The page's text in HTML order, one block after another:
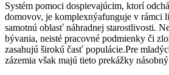
Systém pomoci dospievajúcim, ktorí
domovov, je komplexnýafunguje v rámci
samotnú oblasť náhradnej starostlivosti.
bývania, neisté pracovné podmienky či
zasahujú širokú časť populácie.Pre
zázemia však majú tieto prekážky